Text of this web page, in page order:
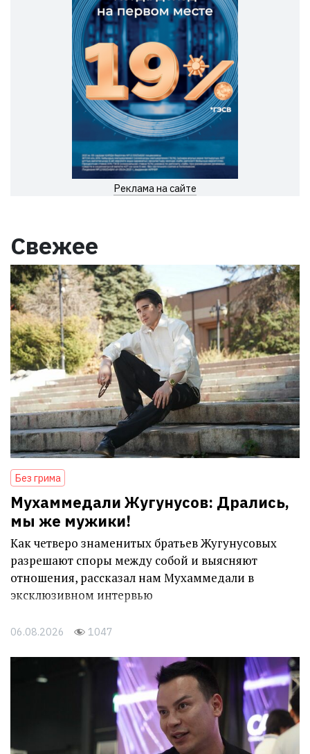
Реклама на сайте
Свежее
Без грима
Мухаммедали Жугунусов: Дрались,
мы же мужики!
Как четверо знаменитых братьев Жугунусовых
разрешают споры между собой и выясняют
отношения, рассказал нам Мухаммедали в
эксклюзивном интервью
06.08.2026 1047